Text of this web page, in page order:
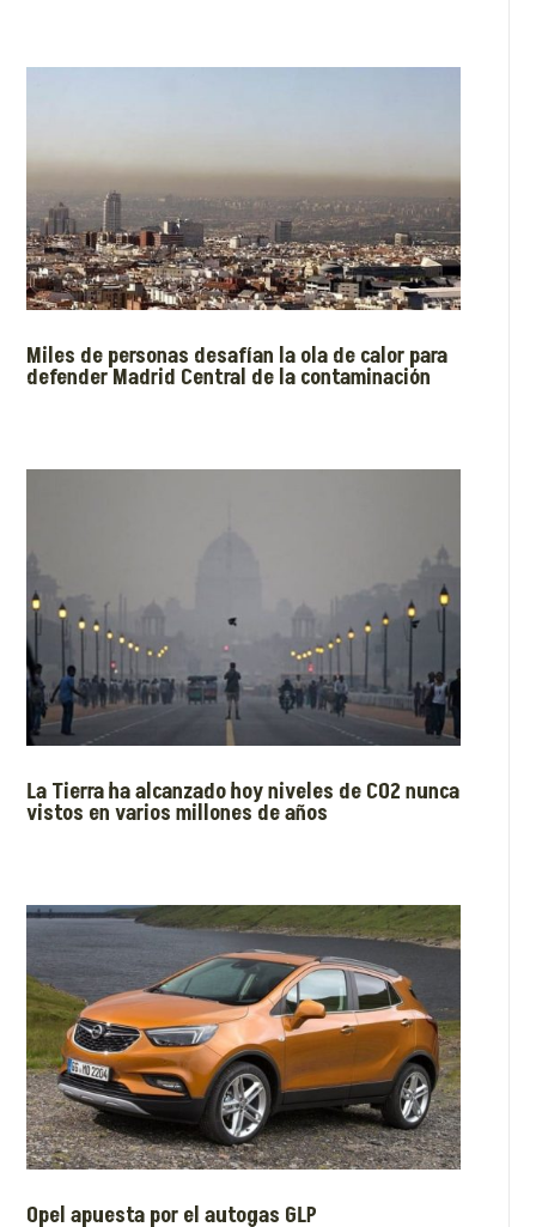
Miles de personas desafían la ola de calor para
defender Madrid Central de la contaminación
La Tierra ha alcanzado hoy niveles de CO2 nunca
vistos en varios millones de años
Opel apuesta por el autogas GLP